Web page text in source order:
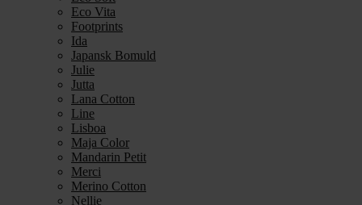
Eco Vita
Footprints
Ida
Japansk Bomuld
Julie
Jutta
Lana Cotton
Line
Lisboa
Maja Color
Mandarin Petit
Merci
Merino Cotton
Nellie